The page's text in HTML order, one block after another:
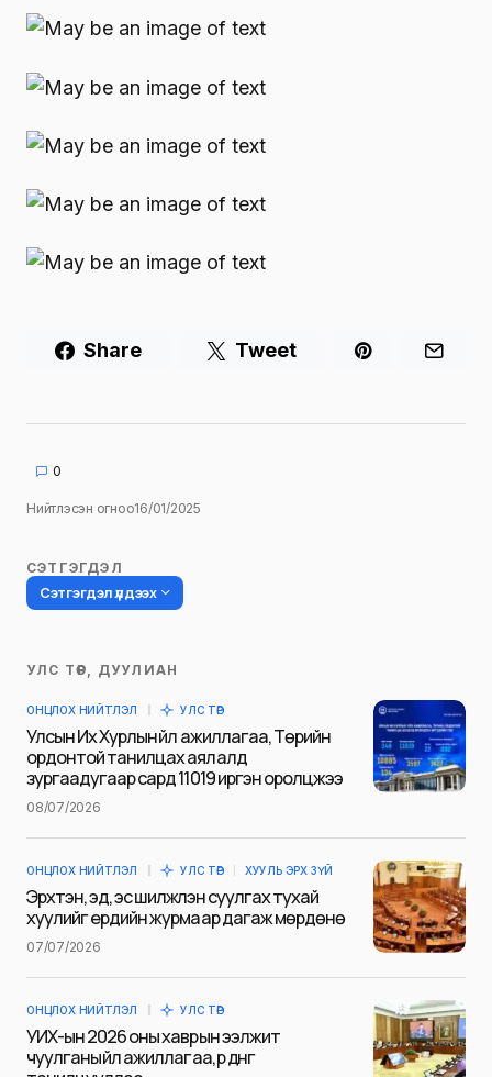
Share Tweet
0
Нийтлэсэн огноо16/01/2025
СЭТГЭГДЭЛ
Сэтгэгдэл үлдээх
Таны имэйл хаягийг нийтлэхгүй.
тэмдэглэсэн
Сэтгэгдэл*
Name
УЛС ТӨР, ДУУЛИАН
ОНЦЛОХ НИЙТЛЭЛ УЛС ТӨР
Улсын Их Хурлын үйл ажиллагаа, Төрийн
ордонтой танилцах аялалд
зургаадугаар сард 11019 иргэн оролцжээ
08/07/2026
ОНЦЛОХ НИЙТЛЭЛ УЛС ТӨР ХУУЛЬ ЭРХ ЗҮЙ
Эрхтэн, эд, эс шилжүүлэн суулгах тухай
хуулийг ердийн журмаар дагаж мөрдөнө
07/07/2026
ОНЦЛОХ НИЙТЛЭЛ УЛС ТӨР
УИХ-ын 2026 оны хаврын ээлжит
чуулганы үйл ажиллагаа, үр дүнг